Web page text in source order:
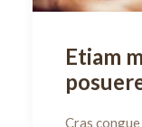
Etiam
Cras